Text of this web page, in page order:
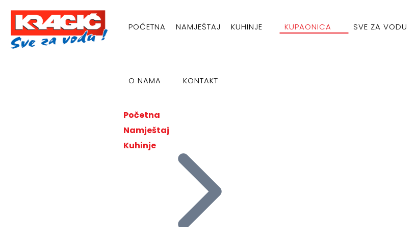
POČETNA NAMJEŠTAJ KUHINJE KUPAONICA SVE ZA VODU
O NAMA KONTAKT
Početna
Namještaj
Kuhinje